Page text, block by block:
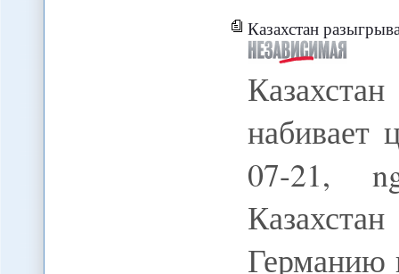
Казахстан
набивает
07-21,
Германию